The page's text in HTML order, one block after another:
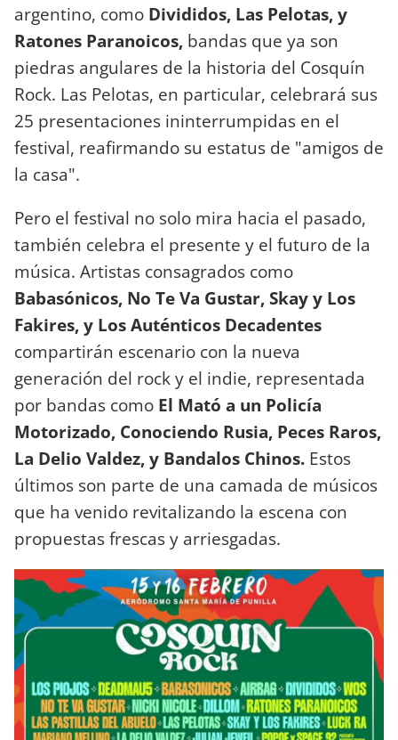
argentino, como Divididos, Las Pelotas, y
Ratones Paranoicos, bandas que ya son
piedras angulares de la historia del Cosquín
Rock. Las Pelotas, en particular, celebrará sus
25 presentaciones ininterrumpidas en el
festival, reafirmando su estatus de "amigos de
la casa".
Pero el festival no solo mira hacia el pasado,
también celebra el presente y el futuro de la
música. Artistas consagrados como
Babasónicos, No Te Va Gustar, Skay y Los
Fakires, y Los Auténticos Decadentes
compartirán escenario con la nueva
generación del rock y el indie, representada
por bandas como El Mató a un Policía
Motorizado, Conociendo Rusia, Peces Raros,
La Delio Valdez, y Bandalos Chinos. Estos
últimos son parte de una camada de músicos
que ha venido revitalizando la escena con
propuestas frescas y arriesgadas.